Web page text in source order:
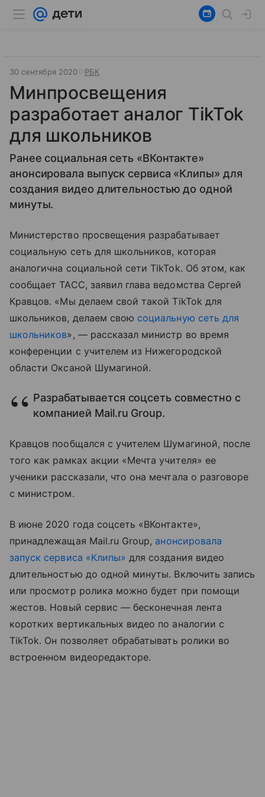
30 сентября 2020 РБК
Минпросвещения
разработает аналог TikTok
для школьников
Ранее социальная сеть «ВКонтакте»
анонсировала выпуск сервиса «Клипы» для
создания видео длительностью до одной
минуты.
Министерство просвещения разрабатывает
социальную сеть для школьников, которая
аналогична социальной сети TikTok. Об этом, как
сообщает ТАСС, заявил глава ведомства Сергей
Кравцов. «Мы делаем свой такой TikTok для
школьников, делаем свою социальную сеть для
школьников», — рассказал министр во время
конференции с учителем из Нижегородской
области Оксаной Шумагиной.
Разрабатывается соцсеть совместно с
компанией Mail.ru Group.
Кравцов пообщался с учителем Шумагиной, после
того как рамках акции «Мечта учителя» ее
ученики рассказали, что она мечтала о разговоре
с министром.
В июне 2020 года соцсеть «ВКонтакте»,
принадлежащая Mail.ru Group, анонсировала
запуск сервиса «Клипы» для создания видео
длительностью до одной минуты. Включить запись
или просмотр ролика можно будет при помощи
жестов. Новый сервис — бесконечная лента
коротких вертикальных видео по аналогии с
TikTok. Он позволяет обрабатывать ролики во
встроенном видеоредакторе.